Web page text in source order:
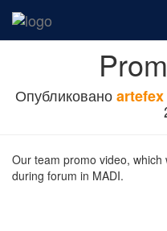
Опубликованоartefex
Our team promo video,
during forum in MADI.